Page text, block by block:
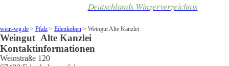
Deutschlands Winzerverzeichnis
wein-wg.de > Pfalz > Edenkoben > Weingut Alte Kanzlei
Weingut Alte Kanzlei
Kontaktinformationen
Weinstraße 120